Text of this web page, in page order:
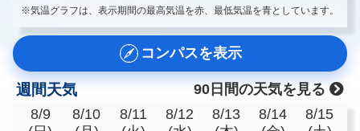
※気温グラフは、表示期間の最高気温を赤、最低気温を青としています。
コンパスを表示
週間天気
90日間の天気を見る
8/9
8/10
8/11
8/12
8/13
8/14
8/15